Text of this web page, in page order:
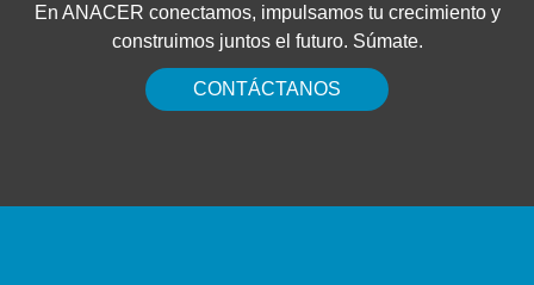
En ANACER conectamos, impulsamos tu crecimiento y
construimos juntos el futuro. Súmate.
CONTÁCTANOS